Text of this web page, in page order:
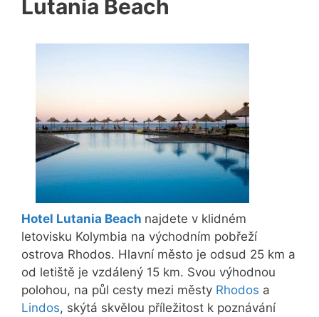
Lutania Beach
Hotel Lutania Beach najdete v klidném
letovisku Kolymbia na východním pobřeží
ostrova Rhodos. Hlavní město je odsud 25 km a
od letiště je vzdálený 15 km. Svou výhodnou
polohou, na půl cesty mezi městy Rhodos a
Lindos, skýtá skvělou příležitost k poznávání